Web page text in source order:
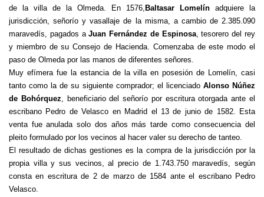
de la villa de la Olmeda. En 1576, Baltasar Lomelín adquiere la
jurisdicción, señorío y vasallaje de la misma, a cambio de 2.385.090
maravedís, pagados aJuan Fernández de Espinosa, tesorero del rey
y miembro de su Consejo de Hacienda. Comenzaba de este modo el
paso de Olmeda por las manos de diferentes señores.
Muy efímera fue la estancia de la villa en posesión de Lomelín, casi
tanto como la de su siguiente comprador; el licenciado Alonso Núñez
de Bohórquez, beneficiario del señorío por escritura otorgada ante el
escribano Pedro de Velasco en Madrid el 13 de junio de 1582. Esta
venta fue anulada solo dos años más tarde como consecuencia del
pleito formulado por los vecinos al hacer valer su derecho de tanteo.
El resultado de dichas gestiones es la compra de la jurisdicción por la
propia villa y sus vecinos, al precio de 1.743.750 maravedís, según
consta en escritura de 2 de marzo de 1584 ante el escribano Pedro
Velasco.